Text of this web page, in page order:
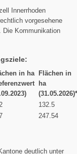
Innerrhoden
vorgesehene
Die Kommunikation
in ha
Flächen in
ha
(31.05.2026)*
132.5
247.54
deutlich unter